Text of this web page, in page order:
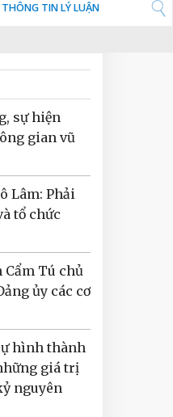
THÔNG TIN LÝ LUẬN
sự hiện
gian vũ
Lâm: Phải
tổ chức
Tú chủ
ủy các cơ
hình thành
giá trị
nguyên